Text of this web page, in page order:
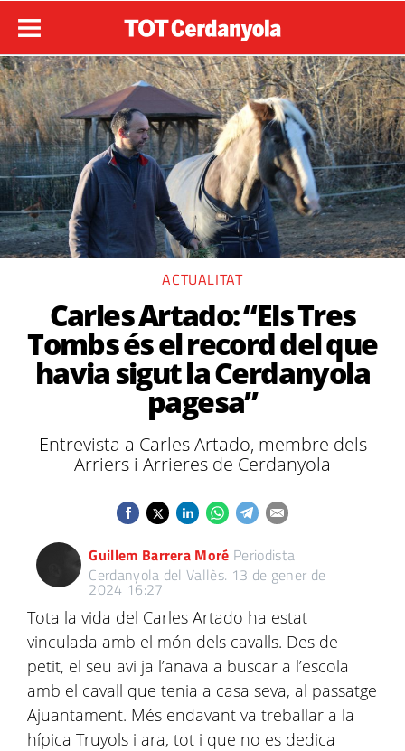
ACTUALITAT
Carles Artado: “Els Tres
Tombs és el record del que
havia sigut la Cerdanyola
pagesa”
Entrevista a Carles Artado, membre dels
Arriers i Arrieres de Cerdanyola
Guillem Barrera Moré Periodista
Cerdanyola del Vallès. 13 de gener de
2024 16:27
Tota la vida del Carles Artado ha estat
vinculada amb el món dels cavalls. Des de
petit, el seu avi ja l’anava a buscar a l’escola
amb el cavall que tenia a casa seva, al passatge
Ajuantament. Més endavant va treballar a la
hípica Truyols i ara, tot i que no es dedica